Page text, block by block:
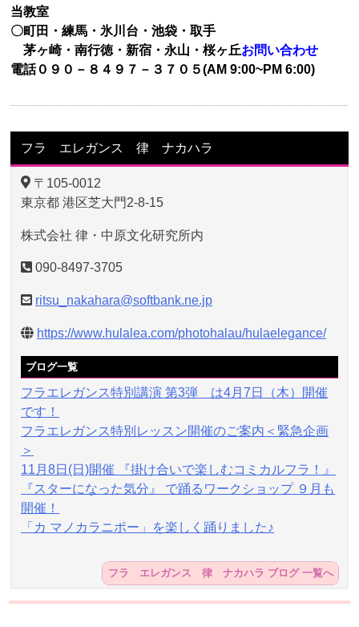
当教室
〇町田・練馬・氷川台・池袋・取手
茅ヶ崎・南行徳・新宿・永山・桜ヶ丘お問い合わせ
電話０９０－８４９７－３７０５(AM 9:00~PM 6:00)
フラ エレガンス 律 ナカハラ
〒105-0012
東京都 港区芝大門2-8-15
株式会社 律・中原文化研究所内
090-8497-3705
ritsu_nakahara@softbank.ne.jp
https://www.hulalea.com/photohalau/hulaelegance/
ブログ一覧
フラエレガンス特別講演 第3弾 は4月7日（木）開催
です！
フラエレガンス特別レッスン開催のご案内＜緊急企画
＞
11月8日(日)開催 『掛け合いで楽しむコミカルフラ！』
『スターになった気分』 で踊るワークショップ ９月も
開催！
「カ マノカラニポー」を楽しく踊りました♪
フラ エレガンス 律 ナカハラ ブログ 一覧へ